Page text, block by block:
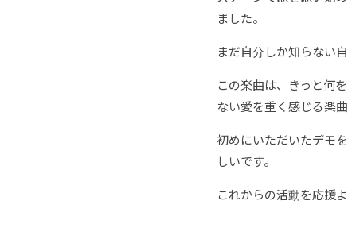
ました。
まだ自分しか知らない
この楽曲は、きっと何
ない愛を重く感じる楽曲
初めにいただいたデモ
しいです。
これからの活動を応援